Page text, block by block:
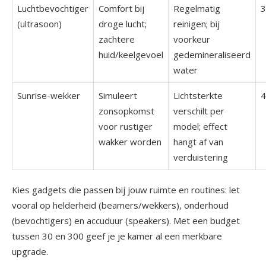
Luchtbevochtiger
(ultrasoon)
Comfort bij
droge lucht;
zachtere
huid/keelgevoel
Regelmatig
reinigen; bij
voorkeur
gedemineraliseerd
water
Sunrise-wekker
Simuleert
zonsopkomst
voor rustiger
wakker worden
Lichtsterkte
verschilt per
model; effect
hangt af van
verduistering
Kies gadgets die passen bij jouw ruimte en routines: let
vooral op helderheid (beamers/wekkers), onderhoud
(bevochtigers) en accuduur (speakers). Met een budget
tussen 30 en 300 geef je je kamer al een merkbare
upgrade.